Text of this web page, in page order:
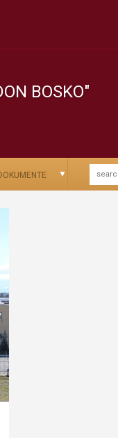
BOSKO"
▼